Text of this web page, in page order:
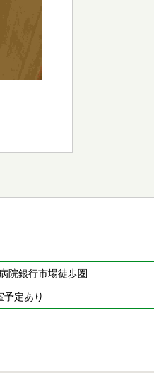
院銀行市場徒歩圏
予定あり